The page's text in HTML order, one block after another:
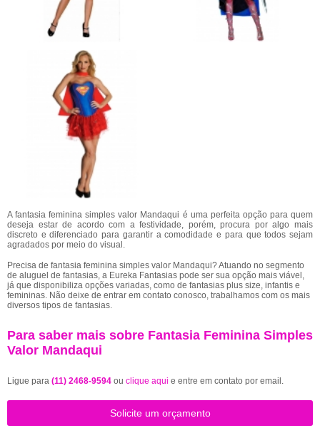
A fantasia feminina simples valor Mandaqui é uma perfeita opção para quem
deseja estar de acordo com a festividade, porém, procura por algo mais
discreto e diferenciado para garantir a comodidade e para que todos sejam
agradados por meio do visual.
Precisa de fantasia feminina simples valor Mandaqui? Atuando no segmento
de aluguel de fantasias, a Eureka Fantasias pode ser sua opção mais viável,
já que disponibiliza opções variadas, como de fantasias plus size, infantis e
femininas. Não deixe de entrar em contato conosco, trabalhamos com os mais
diversos tipos de fantasias.
Para saber mais sobre Fantasia Feminina Simples
Valor Mandaqui
Ligue para (11) 2468-9594 ou clique aqui e entre em contato por email.
Solicite um orçamento